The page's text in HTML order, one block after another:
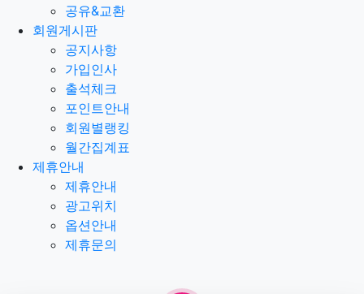
공유&교환
회원게시판
공지사항
가입인사
출석체크
포인트안내
회원별랭킹
월간집계표
제휴안내
제휴안내
광고위치
옵션안내
제휴문의